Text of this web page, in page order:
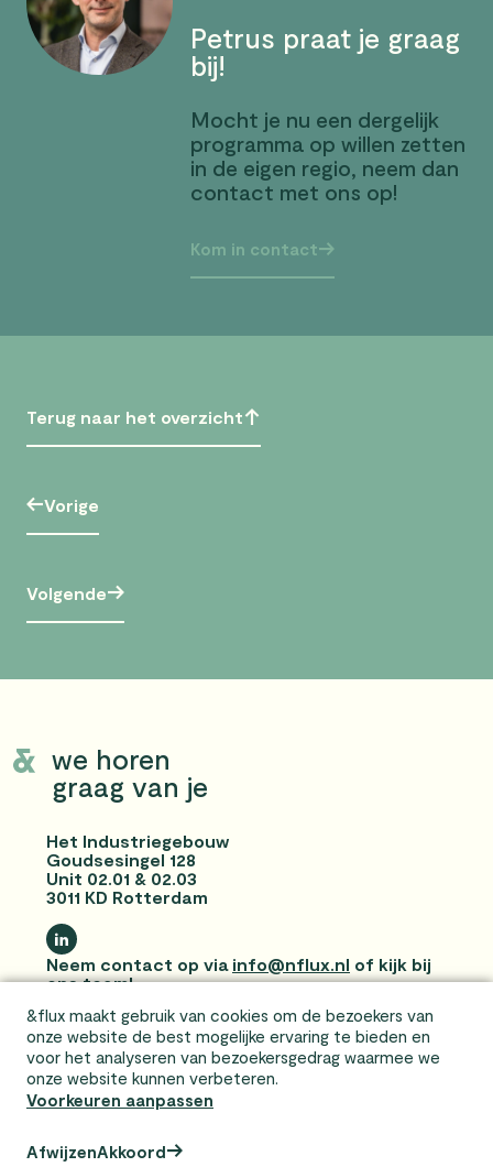
&flux maakt gebruik van cookies om de bezoekers van
onze website de best mogelijke ervaring te bieden en
voor het analyseren van bezoekersgedrag waarmee we
onze website kunnen verbeteren.
Voorkeuren aanpassen
AfwijzenAkkoord
Petrus praat je graag
bij!
Mocht je nu een dergelijk
programma op willen zetten
in de eigen regio, neem dan
contact met ons op!
Kom in contact
Terug naar het overzicht
Vorige
Volgende
we horen
graag van je
Het Industriegebouw
Goudsesingel 128
Unit 02.01 & 02.03
3011 KD Rotterdam
Neem contact op via info@nflux.nl of kijk bij
onsteam!
Privacyverklaring en disclaimer